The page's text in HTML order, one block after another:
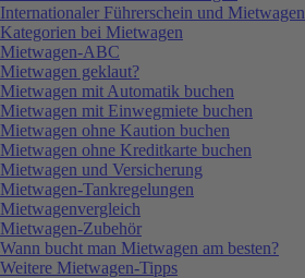
Internationaler Führerschein und Mietwagen
Kategorien bei Mietwagen
Mietwagen-ABC
Mietwagen geklaut?
Mietwagen mit Automatik buchen
Mietwagen mit Einwegmiete buchen
Mietwagen ohne Kaution buchen
Mietwagen ohne Kreditkarte buchen
Mietwagen und Versicherung
Mietwagen-Tankregelungen
Mietwagenvergleich
Mietwagen-Zubehör
Wann bucht man Mietwagen am besten?
Weitere Mietwagen-Tipps